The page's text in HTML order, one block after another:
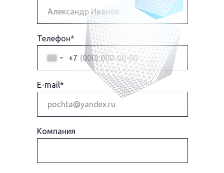
Телефон*
+7
E-mail*
Компания